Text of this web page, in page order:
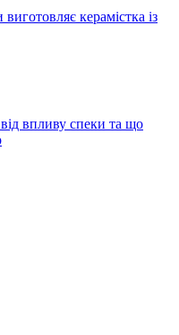
керамістка із
впливу спеки та що